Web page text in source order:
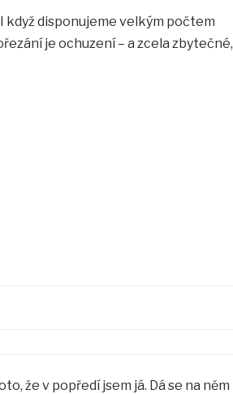
když disponujeme velkým počtem
je ochuzení – a zcela zbytečné,
že v popředí jsem já. Dá se na něm